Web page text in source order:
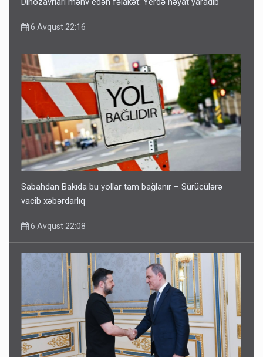
6 Avqust 22:16
Sabahdan Bakıda bu yollar tam bağlanır – Sürücülərə
vacib xəbərdarlıq
6 Avqust 22:08